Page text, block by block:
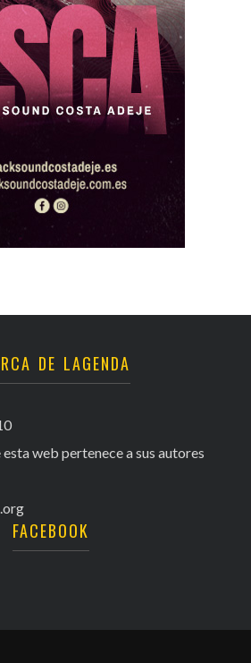
DE LAGENDA
web pertenece a sus autores
FACEBOOK